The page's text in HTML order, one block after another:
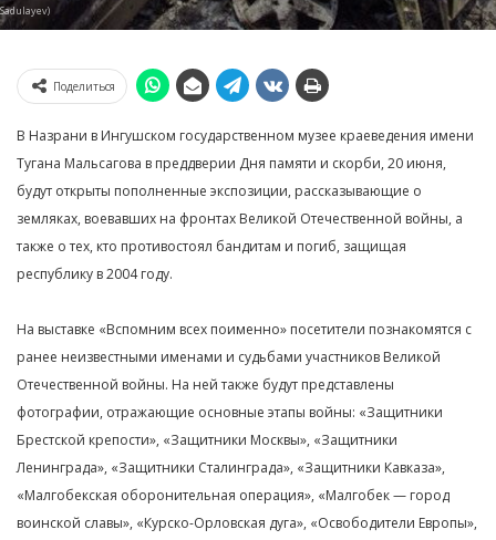
Sadulayev)
Поделиться
В Назрани в Ингушском государственном музее краеведения имени
Тугана Мальсагова в преддверии Дня памяти и скорби, 20 июня,
будут открыты пополненные экспозиции, рассказывающие о
земляках, воевавших на фронтах Великой Отечественной войны, а
также о тех, кто противостоял бандитам и погиб, защищая
республику в 2004 году.
На выставке «Вспомним всех поименно» посетители познакомятся с
ранее неизвестными именами и судьбами участников Великой
Отечественной войны. На ней также будут представлены
фотографии, отражающие основные этапы войны: «Защитники
Брестской крепости», «Защитники Москвы», «Защитники
Ленинграда», «Защитники Сталинграда», «Защитники Кавказа»,
«Малгобекская оборонительная операция», «Малгобек — город
воинской славы», «Курско-Орловская дуга», «Освободители Европы»,